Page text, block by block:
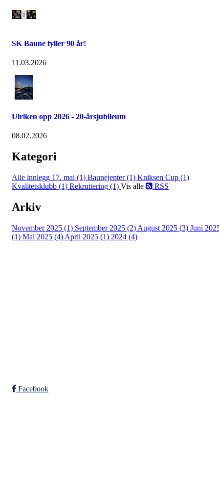
SK Baune fyller 90 år!
11.03.2026
Ulriken opp 2026 - 20-årsjubileum
08.02.2026
Kategori
Alle innlegg 17. mai (1) Baunejenter (1) Kniksen Cup (1)
Kvalitetsklubb (1) Rekruttering (1) Vis alle RSS
Arkiv
November 2025 (1) September 2025 (2) August 2025 (3) Juni
(1) Mai 2025 (4) April 2025 (1) 2024 (4)
Facebook